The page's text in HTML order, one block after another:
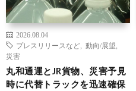
2026.08.04
プレスリリースなど
動向/展望
災害
丸和通運とJR貨物、災害予見
時に代替トラックを迅速確保